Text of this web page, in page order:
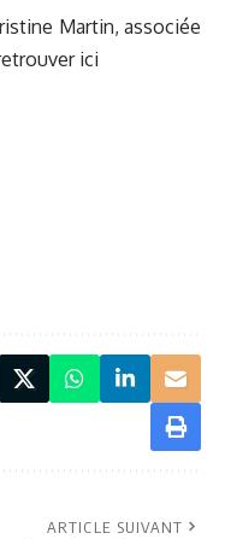
Martin, associée
ici
ARTICLE SUIVANT